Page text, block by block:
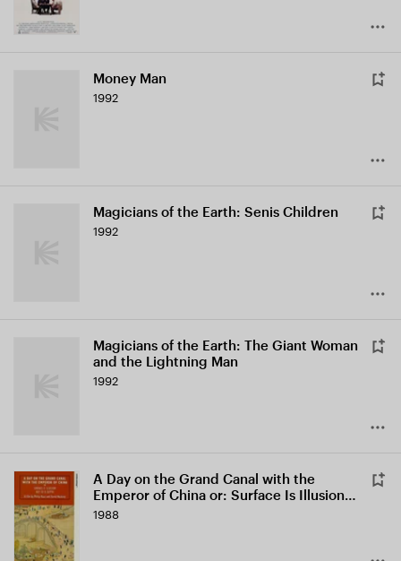
Money Man
1992
Magicians of the Earth: Senis Children
1992
Magicians of the Earth: The Giant Woman
and the Lightning Man
1992
A Day on the Grand Canal with the
Emperor of China or: Surface Is Illusion
But So Is Depth
1988